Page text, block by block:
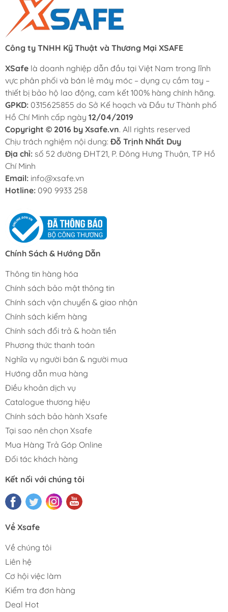
Công ty TNHH Kỹ Thuật và Thương Mại XSAFE
XSafe là doanh nghiệp dẫn đầu tại Việt Nam trong lĩnh
vực phân phối và bán lẻ máy móc – dụng cụ cầm tay –
thiết bị bảo hộ lao động, cam kết 100% hàng chính hãng.
GPKD: 0315625855 do Sở Kế hoạch và Đầu tư Thành phố
Hồ Chí Minh cấp ngày 12/04/2019
Copyright © 2016 by Xsafe.vn. All rights reserved
Chịu trách nghiệm nội dung: Đỗ Trịnh Nhất Duy
Địa chỉ: số 52 đường ĐHT21, P. Đông Hưng Thuận, TP Hồ
Chí Minh
Email: info@xsafe.vn
Hotline: 090 9933 258
Chính Sách & Hướng Dẫn
Thông tin hàng hóa
Chính sách bảo mật thông tin
Chính sách vận chuyển & giao nhận
Chính sách kiểm hàng
Chính sách đổi trả & hoàn tiền
Phương thức thanh toán
Nghĩa vụ người bán & người mua
Hướng dẫn mua hàng
Điều khoản dịch vụ
Catalogue thương hiệu
Chính sách bảo hành Xsafe
Tại sao nên chọn Xsafe
Mua Hàng Trả Góp Online
Đối tác khách hàng
Kết nối với chúng tôi
Về Xsafe
Về chúng tôi
Liên hệ
Cơ hội việc làm
Kiểm tra đơn hàng
Deal Hot